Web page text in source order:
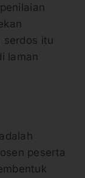
serdos itu
laman
peserta